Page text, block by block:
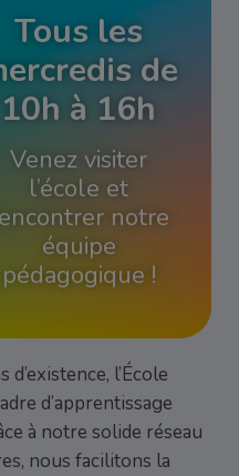
Tous les
de
10h à 16h
Venez visiter
l’école et
notre
équipe
pédagogique !
l’École
d’apprentissage
à notre solide réseau
nous facilitons la